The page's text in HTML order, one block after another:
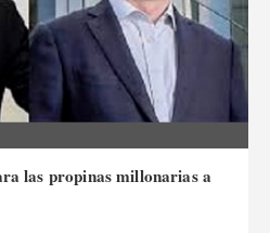
las propinas millonarias a